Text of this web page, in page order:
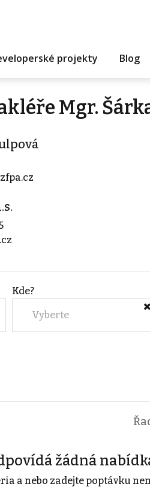
projekty Blog
Mgr.
Kde?
Vyberte
žádná
a nebo zadejte poptávku